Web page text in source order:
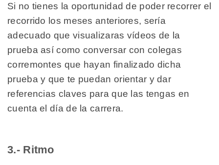
Si no tienes la oportunidad de poder recorrer el
recorrido los meses anteriores, sería
adecuado que visualizaras vídeos de la
prueba así como conversar con colegas
corremontes que hayan finalizado dicha
prueba y que te puedan orientar y dar
referencias claves para que las tengas en
cuenta el día de la carrera.
3.- Ritmo